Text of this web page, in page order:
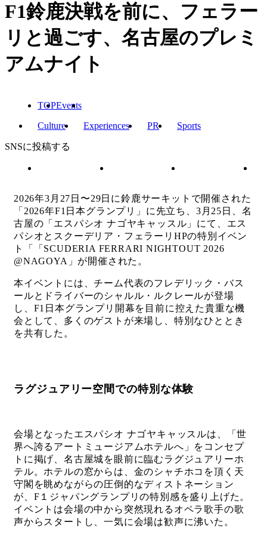
F1鈴鹿決戦を前に、フェラー
リと過ごす、名古屋のプレミ
アムナイト
TOPEvents
Culture
Experiences PR Sports
SNSに投稿する
2026年3月27日〜29日に鈴鹿サーキットで開催された
「2026年F1日本グランプリ」に先立ち、3月25日、名
古屋の「エスパシオ ナゴヤキャッスル」にて、エス
パシオとスクーデリア・フェラーリHPの特別イベン
ト「「SCUDERIA FERRARI NIGHTOUT 2026
@NAGOYA」が開催された。
本イベントには、チーム代表のフレデリック・バス
ールとドライバーのシャルル・ルクレールが登場
し、F1日本グランプリ開幕を目前に控えた貴重な機
会として、多くのゲストが来場し、特別なひととき
を共有した。
ラグジュアリー空間での特別な体験
会場となったエスパシオ ナゴヤキャッスルは、「世
界へ誇るアートミュージアムホテルへ」をコンセプ
トに掲げ、名古屋城を眼前に臨むラグジュアリーホ
テル。ホテルの窓からは、金のシャチホコを頂く天
守閣を眺めながらの圧倒的なディストネーション
が、F１ジャパングランプリの特別感を盛り上げた。
イベントは会場の中から突然現れるオペラ歌手の歌
声からスタートし、一気に会場は歓声に沸いた。